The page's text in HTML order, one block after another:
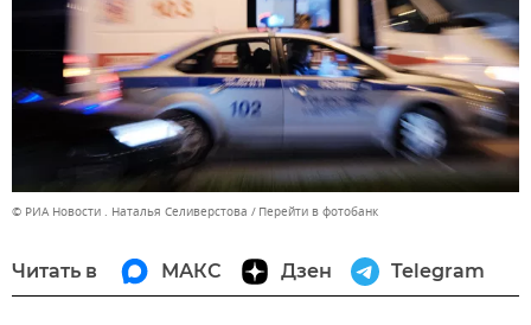
© РИА Новости . Наталья Селиверстова Перейти в фотобанк
Читать в МАКС Дзен Telegram